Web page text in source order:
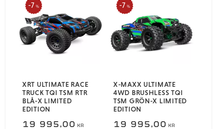
XRT ULTIMATE RACE
TRUCK TQI TSM RTR
BLÅ-X LIMITED
EDITION
19 995,00 KR
7 %
X-MAXX ULTIMATE
4WD BRUSHLESS TQI
TSM GRÖN-X LIMITED
EDITION
19 995,00 KR
7 %